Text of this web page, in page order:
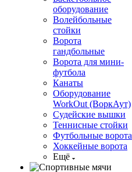
оборудование
Волейбольные
стойки
Ворота
гандбольные
Ворота для мини-
футбола
Канаты
Оборудование
WorkOut (ВоркАут)
Судейские вышки
Теннисные стойки
Футбольные ворота
Хоккейные ворота
Ещё